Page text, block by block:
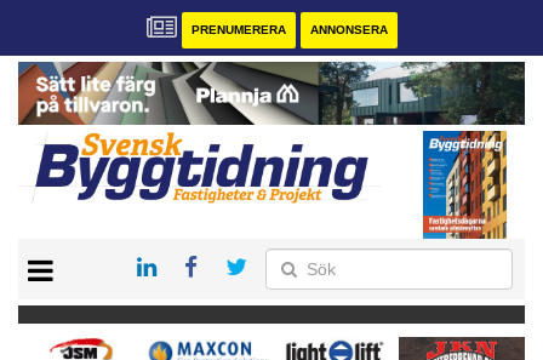
PRENUMERERA ANNONSERA
PRENUMERERA